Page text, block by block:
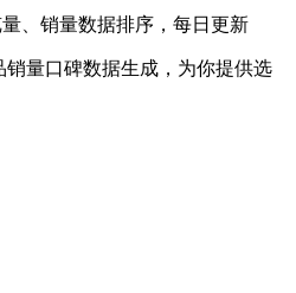
、销量数据排序，每日更新
量口碑数据生成，为你提供选